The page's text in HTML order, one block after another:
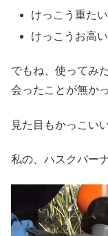
けっこう重たい
けっこうお高い
でもね、使ってみ
会ったことが無か
見た目もかっこい
私の、ハスクバー